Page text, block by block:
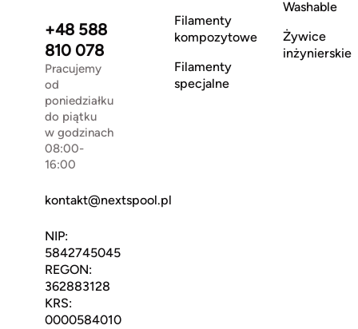
+48 588
810 078
Pracujemy
od
poniedziałku
do piątku
w godzinach
08:00-
16:00
kontakt@nextspool.pl
NIP:
5842745045
REGON:
362883128
KRS:
0000584010
Filamenty
kompozytowe
Filamenty
specjalne
Washable
Żywice
inżynierskie